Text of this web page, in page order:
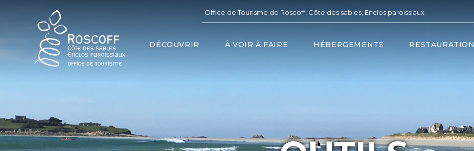
Office de Tourisme de Roscoff, Côte des sables, Enclos paroissiaux
DÉCOUVRIR À VOIR À FAIRE HÉBERGEMENTS RESTAURATION